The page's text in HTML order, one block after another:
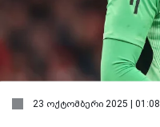
23 ოქტომბერი 2025 | 01:08